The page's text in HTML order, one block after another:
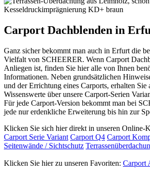
Carport Dachblenden in
Ganz sicher bekommt man auch in Erfurt die
Vielfalt von SCHEERER. Wenn Carport
Anliegen ist, finden Sie hier alle von Ihnen
Informationen. Neben grundsätzlichen
und der Errichtung eines Carports, erhalten Sie
Wissenswerte über unsere Carport-Serien
Für jede Carport-Version bekommt man bei
jede nur erdenkliche Erweiterung bis hin zur
Klicken Sie sich hier direkt in unseren Online-
Carport Serie Variant Carport Q4 Carport
Seitenwände / Sichtschutz
Klicken Sie hier zu unseren Favoriten: Carport